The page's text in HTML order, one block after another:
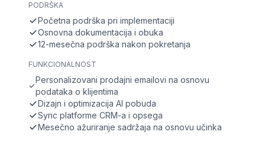
PODRŠKA
Početna podrška pri implementaciji
Osnovna dokumentacija i obuka
12-mesečna podrška nakon pokretanja
FUNKCIONALNOST
Personalizovani prodajni emailovi na osnovu
podataka o klijentima
Dizajn i optimizacija AI pobuda
Sync platforme CRM-a i opsega
Mesečno ažuriranje sadržaja na osnovu učinka